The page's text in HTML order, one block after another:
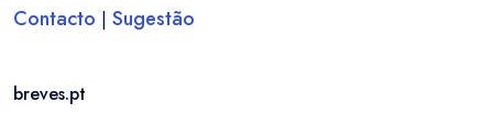
Contacto | Sugestão
breves.pt